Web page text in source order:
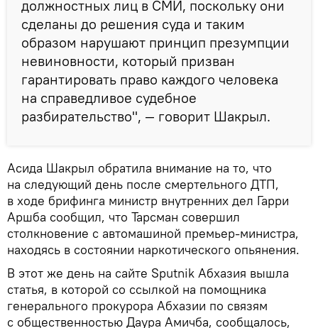
должностных лиц в СМИ, поскольку они
сделаны до решения суда и таким
образом нарушают принцип презумпции
невиновности, который призван
гарантировать право каждого человека
на справедливое судебное
разбирательство", — говорит Шакрыл.
Асида Шакрыл обратила внимание на то, что
на следующий день после смертельного ДТП,
в ходе брифинга министр внутренних дел Гарри
Аршба сообщил, что Тарсман совершил
столкновение с автомашиной премьер-министра,
находясь в состоянии наркотического опьянения.
В этот же день на сайте Sputnik Абхазия вышла
статья, в которой со ссылкой на помощника
генерального прокурора Абхазии по связям
с общественностью Даура Амичба, сообщалось,